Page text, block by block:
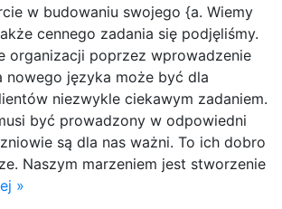
w budowaniu swojego {a. Wiemy
cennego zadania się podjęliśmy.
organizacji poprzez wprowadzenie
nowego języka może być dla
niezwykle ciekawym zadaniem.
być prowadzony w odpowiedni
są dla nas ważni. To ich dobro
Naszym marzeniem jest stworzenie
»